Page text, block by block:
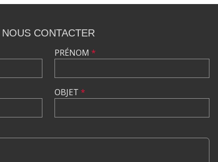
NOUS CONTACTER
PRÉNOM *
OBJET *